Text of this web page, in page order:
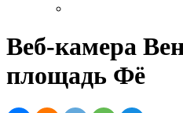
Веб-камера
площадь Фё